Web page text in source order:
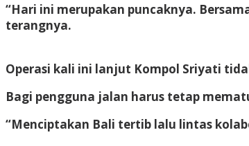
“Hari ini merupakan puncaknya.
terangnya.
Operasi kali ini lanjut Kompol Sriyati
Bagi pengguna jalan harus tetap
“Menciptakan Bali tertib lalu lintas